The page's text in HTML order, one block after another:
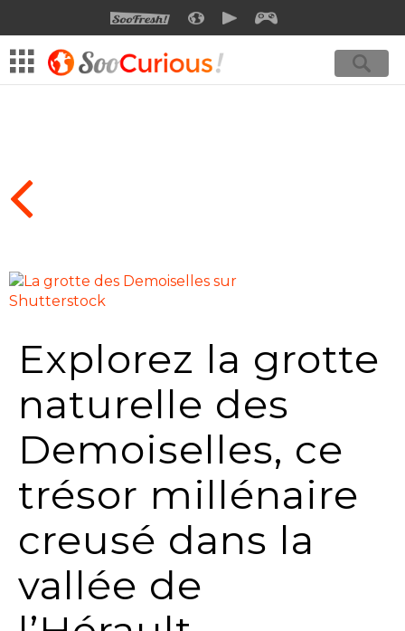
SOOFRESHSOOCURIOUSSOOMOTION
Explorez la grotte
naturelle des
Demoiselles, ce
trésor millénaire
creusé dans la
vallée de